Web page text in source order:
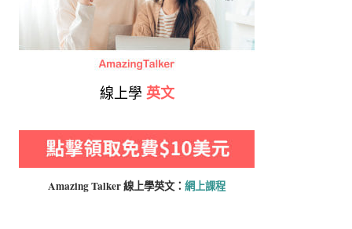
線上學 英文
Amazing Talker 線上學英文： 網上課程